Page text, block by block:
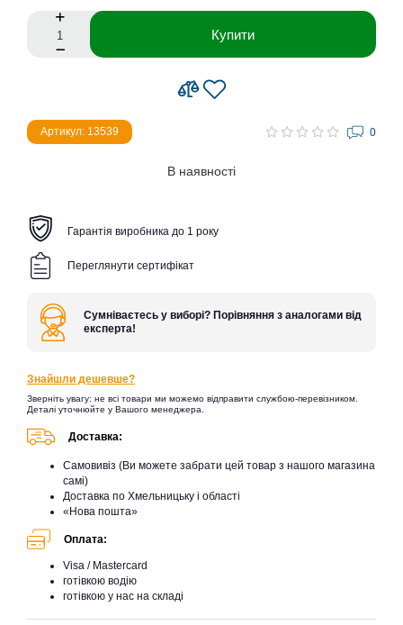
Купити
Артикул: 13539 0
В наявності
Гарантія виробника до 1 року
Переглянути сертифікат
Сумніваєтесь у виборі? Порівняння з аналогами від
експерта!
Знайшли дешевше?
Зверніть увагу: не всі товари ми можемо відправити службою-перевізником.
Деталі уточнюйте у Вашого менеджера.
Доставка:
Самовивіз (Ви можете забрати цей товар з нашого магазина
самі)
Доставка по Хмельницьку і області
«Нова пошта»
Оплата:
Visa / Mastercard
готівкою водію
готівкою у нас на складі